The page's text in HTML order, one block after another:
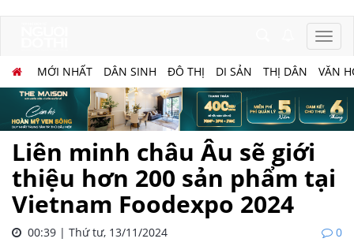
MỚI NHẤT DÂN SINH ĐÔ THỊ DI SẢN THỊ DÂN VĂN
Liên minh châu Âu sẽ giới
thiệu hơn 200 sản phẩm tại
Vietnam Foodexpo 2024
00:39 | Thứ tư, 13/11/2024 0